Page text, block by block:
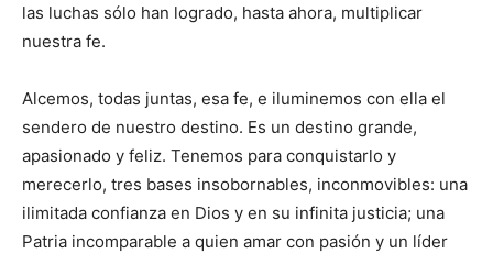
las luchas sólo han logrado, hasta ahora, multiplicar
nuestra fe.
Alcemos, todas juntas, esa fe, e iluminemos con ella el
sendero de nuestro destino. Es un destino grande,
apasionado y feliz. Tenemos para conquistarlo y
merecerlo, tres bases insobornables, inconmovibles: una
ilimitada confianza en Dios y en su infinita justicia; una
Patria incomparable a quien amar con pasión y un líder